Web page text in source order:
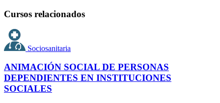
Cursos relacionados
Sociosanitaria
ANIMACIÓN SOCIAL DE PERSONAS
DEPENDIENTES EN INSTITUCIONES
SOCIALES